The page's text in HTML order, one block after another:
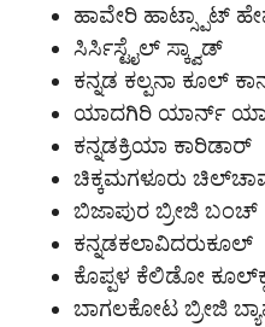
ಹಾವೇರಿ ಹಾಟ್ಸ್ಪಾಟ್
ಸಿರ್ಸಿಸ್ಟೈಲ್ ಸ್ಕ್ವಾಡ್
ಕನ್ನಡ ಕಲ್ಪನಾ ಕೂಲ್
ಯಾದಗಿರಿ ಯಾರ್ನ್
ಕನ್ನಡಕ್ರಿಯಾ ಕಾರಿಡಾರ್
ಚಿಕ್ಕಮಗಳೂರು
ಬಿಜಾಪುರ ಬ್ರೀಜಿ ಬಂಚ್
ಕನ್ನಡಕಲಾವಿದರುಕೂಲ್
ಕೊಪ್ಪಳ ಕೆಲಿಡೋ
ಬಾಗಲಕೋಟ ಬ್ರೀಜಿ